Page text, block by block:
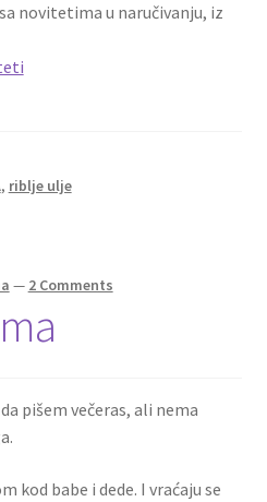
novitetima u naručivanju, iz
, riblje ulje
— 2 Comments
pišem večeras, ali nema
kod babe i dede. I vraćaju se